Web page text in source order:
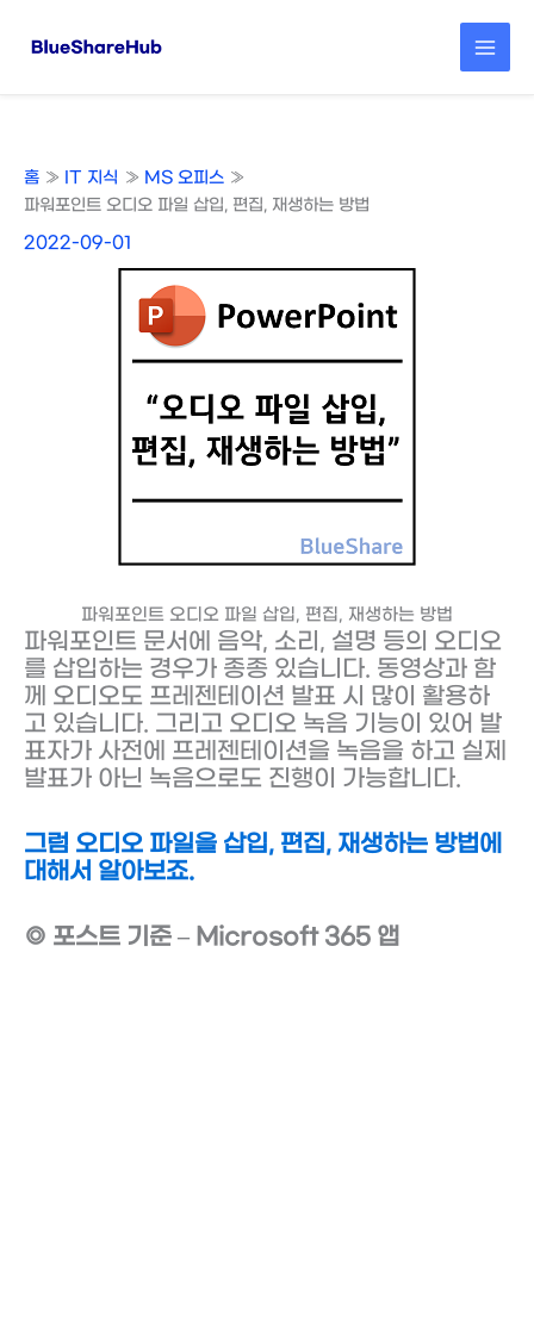
홈 IT 지식
MS 오피스
파워포인트 오디오 파일 삽입, 편집, 재생하는 방법
2022-09-01
파워포인트 오디오 파일 삽입, 편집, 재생하는 방법
파워포인트 문서에 음악, 소리, 설명 등의 오디오
를 삽입하는 경우가 종종 있습니다. 동영상과 함
께 오디오도 프레젠테이션 발표 시 많이 활용하
고 있습니다. 그리고 오디오 녹음 기능이 있어 발
표자가 사전에 프레젠테이션을 녹음을 하고 실제
발표가 아닌 녹음으로도 진행이 가능합니다.
그럼 오디오 파일을 삽입, 편집, 재생하는 방법에
대해서 알아보죠.
◎ 포스트 기준 – Microsoft 365 앱